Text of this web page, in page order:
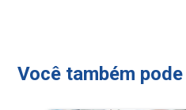
Você também